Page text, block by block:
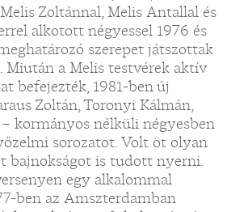
Zoltánnal, Melis Antallal és
alkotott négyessel 1976 és
szerepet játszottak
Miután a Melis testvérek aktív
befejezték, 1981-ben új
Zoltán, Toronyi Kálmán,
kormányos nélküli négyesben
sorozatot. Volt öt olyan
bajnokságot is tudott nyerni.
egy alkalommal
ben az Amszterdamban